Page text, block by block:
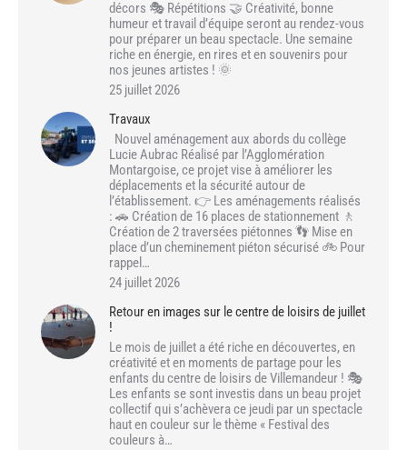
décors 🎭 Répétitions 🤝 Créativité, bonne
humeur et travail d’équipe seront au rendez-vous
pour préparer un beau spectacle. Une semaine
riche en énergie, en rires et en souvenirs pour
nos jeunes artistes ! 🌞
25 juillet 2026
Travaux
Nouvel aménagement aux abords du collège
Lucie Aubrac Réalisé par l’Agglomération
Montargoise, ce projet vise à améliorer les
déplacements et la sécurité autour de
l’établissement. 👉 Les aménagements réalisés
: 🚗 Création de 16 places de stationnement 🚶
Création de 2 traversées piétonnes 👣 Mise en
place d’un cheminement piéton sécurisé 🚲 Pour
rappel…
24 juillet 2026
Retour en images sur le centre de loisirs de juillet
!
Le mois de juillet a été riche en découvertes, en
créativité et en moments de partage pour les
enfants du centre de loisirs de Villemandeur ! 🎭
Les enfants se sont investis dans un beau projet
collectif qui s’achèvera ce jeudi par un spectacle
haut en couleur sur le thème « Festival des
couleurs à…